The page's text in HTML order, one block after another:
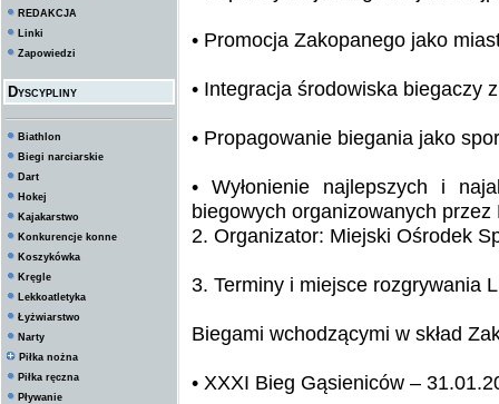
REDAKCJA
Linki
Zapowiedzi
Dyscypliny
Biathlon
Biegi narciarskie
Dart
Hokej
Kajakarstwo
Konkurencje konne
Koszykówka
Kręgle
Lekkoatletyka
Łyżwiarstwo
Narty
Piłka nożna
Piłka ręczna
Pływanie
• Promocja Zakopanego jako
• Integracja środowiska biegaczy
• Propagowanie biegania jako
• Wyłonienie najlepszych i
biegowych organizowanych
2. Organizator: Miejski Ośrodek
3. Terminy i miejsce rozgrywania
Biegami wchodzącymi w skład
• XXXI Bieg Gąsieniców –